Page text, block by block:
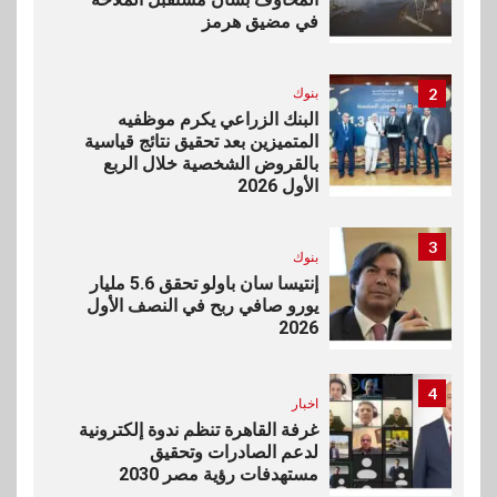
في مضيق هرمز
2 بنوك
البنك الزراعي يكرم موظفيه
المتميزين بعد تحقيق نتائج قياسية
بالقروض الشخصية خلال الربع
الأول 2026
3
بنوك
إنتيسا سان باولو تحقق 5.6 مليار
يورو صافي ربح في النصف الأول
2026
4
اخبار
غرفة القاهرة تنظم ندوة إلكترونية
لدعم الصادرات وتحقيق
مستهدفات رؤية مصر 2030